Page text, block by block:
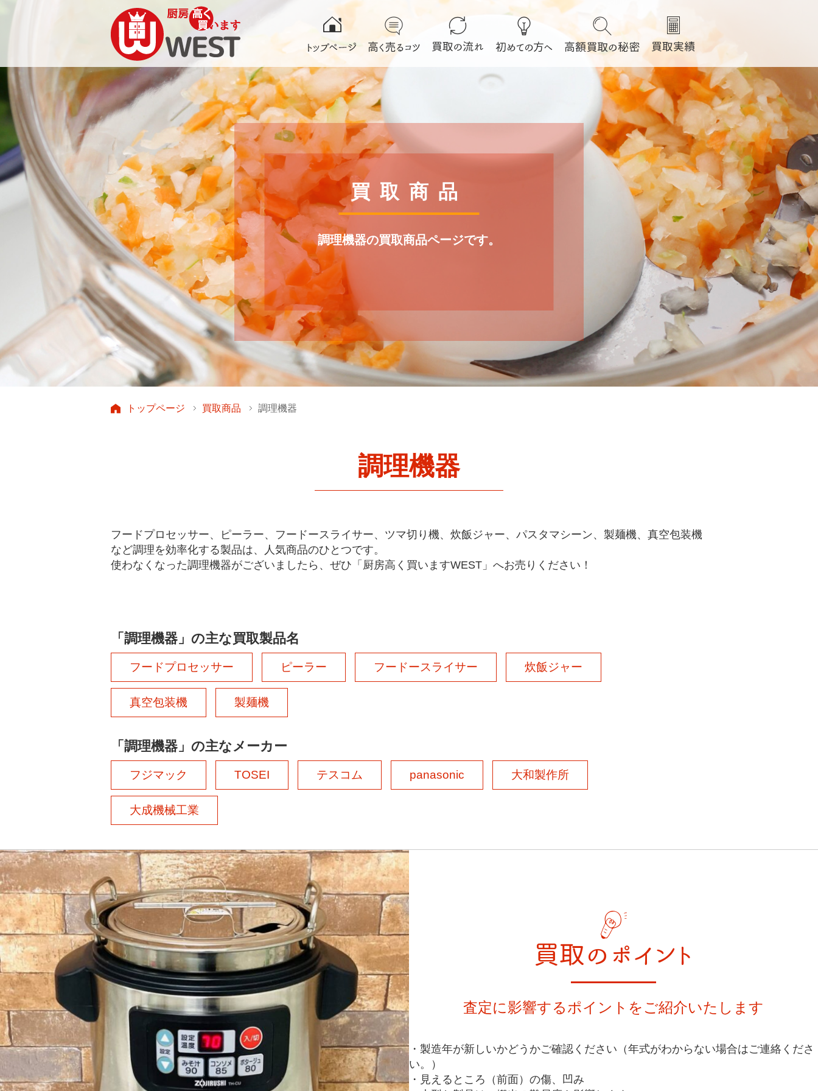
買取商品
調理機器の買取商品ページです。
トップページ 買取商品 調理機器
調理機器
フードプロセッサー、ピーラー、フードースライサー、ツマ切り機、炊飯ジャー、パスタマシーン、製麺機、真空包装機
など調理を効率化する製品は、人気商品のひとつです。
使わなくなった調理機器がございましたら、ぜひ「厨房高く買いますWEST」へお売りください！
「調理機器」の主な買取製品名
フードプロセッサー ピーラー フードースライサー 炊飯ジャー
真空包装機 製麺機
「調理機器」の主なメーカー
フジマック TOSEI テスコム panasonic 大和製作所
大成機械工業
買取のポイント
査定に影響するポイントをご紹介いたします
・製造年が新しいかどうかご確認ください（年式がわからない場合はご連絡くださ
い。）
・見えるところ（前面）の傷、凹み